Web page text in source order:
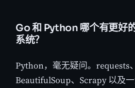
Go 和 Python 哪个有更好
系统？
Python，毫无疑问。requests、
BeautifulSoup、Scrapy 以及